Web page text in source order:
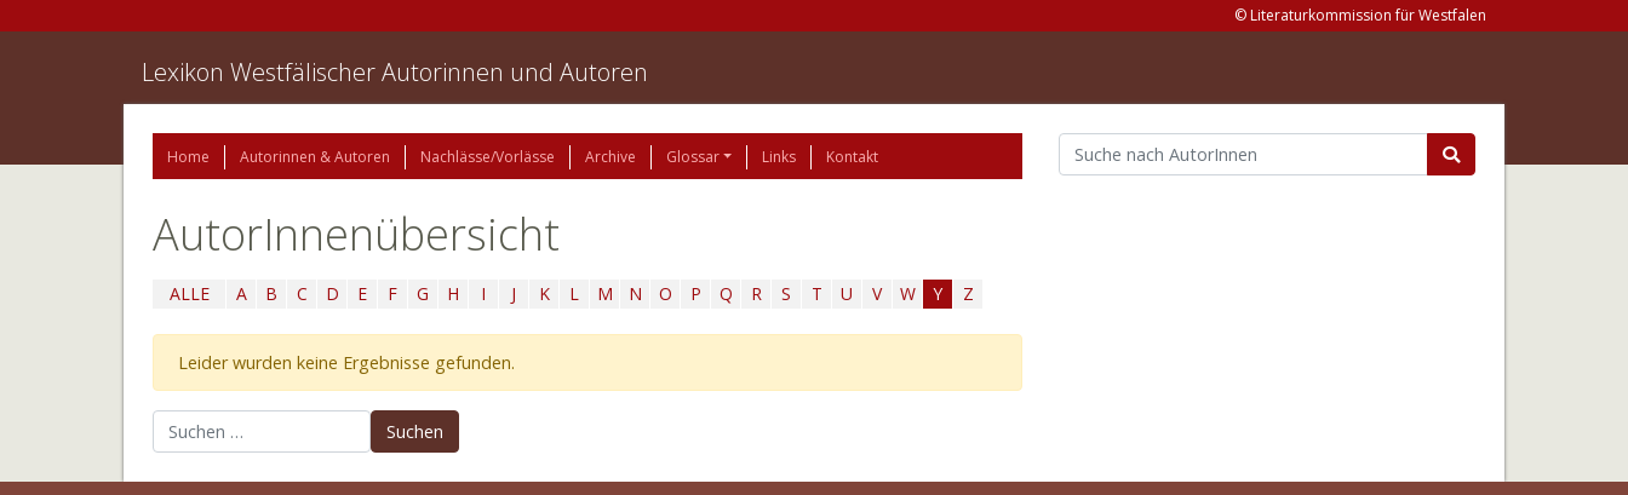
© Literaturkommission für Westfalen
Lexikon Westfälischer Autorinnen und Autoren
Home Autorinnen & Autoren Nachlässe/Vorlässe Archive Glossar Links Kontakt
AutorInnenübersicht
ALLE A B C D E F G H I J K L M N O P Q R S T U V W Y Z
Leider wurden keine Ergebnisse gefunden.